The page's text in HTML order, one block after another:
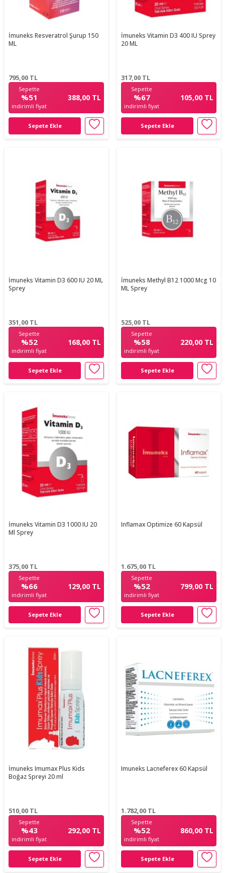
İmuneks Resveratrol Şurup 150
ML
795,00 TL
Sepette
%51
indirimli fiyat
388,00 TL
Sepete Ekle
İmuneks Vitamin D3 400 IU Sprey
20 ML
317,00 TL
Sepette
%67
indirimli fiyat
105,00 TL
Sepete Ekle
İmuneks Vitamin D3 600 IU 20 ML
Sprey
351,00 TL
Sepette
%52
indirimli fiyat
168,00 TL
Sepete Ekle
İmuneks Methyl B12 1000 Mcg 10
ML Sprey
525,00 TL
Sepette
%58
indirimli fiyat
220,00 TL
Sepete Ekle
İmuneks Vitamin D3 1000 IU 20
Ml Sprey
375,00 TL
Sepette
%66
indirimli fiyat
129,00 TL
Sepete Ekle
Inflamax Optimize 60 Kapsül
1.675,00 TL
Sepette
%52
indirimli fiyat
799,00 TL
Sepete Ekle
İmuneks Imumax Plus Kids
Boğaz Spreyi 20 ml
510,00 TL
Sepette
%43
indirimli fiyat
292,00 TL
Sepete Ekle
Imuneks Lacneferex 60 Kapsül
1.782,00 TL
Sepette
%52
indirimli fiyat
860,00 TL
Sepete Ekle